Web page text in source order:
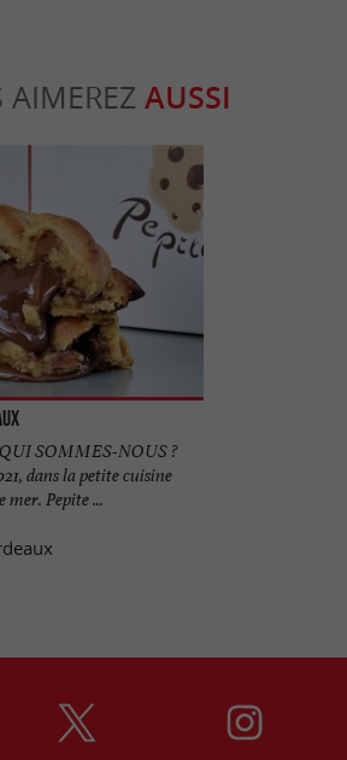
AIMEREZ AUSSI
SOMMES-NOUS ?
dans la petite cuisine
mer. Pepite ...